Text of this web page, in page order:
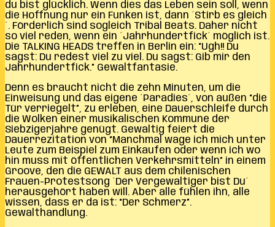
du bist glücklich. Wenn dies das Leben sein soll, wenn
die Hoffnung nur ein Funken ist, dann ´Stirb es gleich
´. Förderlich sind sogleich Tribal Beats. Daher nicht
so viel reden, wenn ein ´Jahrhundertfick´ möglich ist.
Die TALKING HEADS treffen in Berlin ein: “Ugh!! Du
sagst: Du redest viel zu viel. Du sagst: Gib mir den
Jahrhundertfick.” Gewaltfantasie.
Denn es braucht nicht die zehn Minuten, um die
Einweisung und das eigene ´Paradies´, von außen “die
Tür verriegelt”, zu erleben, eine Dauerschleife durch
die Wolken einer musikalischen Kommune der
Siebzigerjahre genügt. Gewaltig feiert die
Dauerrezitation von “Manchmal wage ich mich unter
Leute zum Beispiel zum Einkaufen oder wenn ich wo
hin muss mit öffentlichen Verkehrsmitteln” in einem
Groove, den die GEWALT aus dem chilenischen
Frauen-Protestsong ´Der Vergewaltiger bist Du´
herausgehört haben will. Aber alle fühlen ihn, alle
wissen, dass er da ist: “Der Schmerz”.
Gewalthandlung.